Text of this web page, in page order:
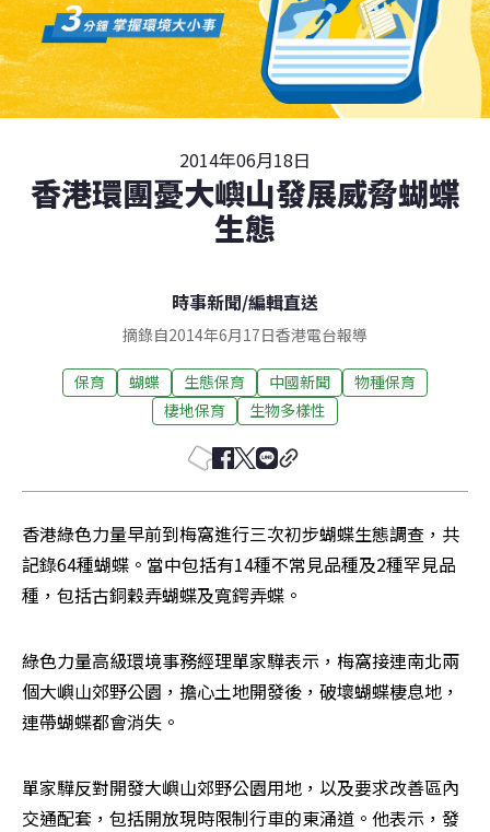
2014年06月18日
香港環團憂大嶼山發展威脅蝴蝶
生態
時事新聞/編輯直送
摘錄自2014年6月17日香港電台報導
保育 蝴蝶 生態保育 中國新聞
物種保育
棲地保育
生物多樣性
香港綠色力量早前到梅窩進行三次初步蝴蝶生態調查，共
記錄64種蝴蝶。當中包括有14種不常見品種及2種罕見品
種，包括古銅穀弄蝴蝶及寬鍔弄蝶。
綠色力量高級環境事務經理單家驊表示，梅窩接連南北兩
個大嶼山郊野公園，擔心土地開發後，破壞蝴蝶棲息地，
連帶蝴蝶都會消失。
單家驊反對開發大嶼山郊野公園用地，以及要求改善區內
交通配套，包括開放現時限制行車的東涌道。他表示，發